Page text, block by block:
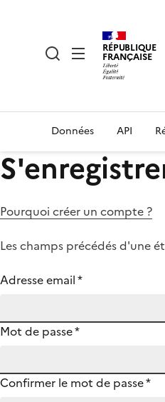
RÉPUBLIQUE
FRANÇAISE
Données API
Pourquoi créer un compte ?
Les champs précédés d'une
Adresse email*
Mot de passe*
Confirmer le mot de passe*